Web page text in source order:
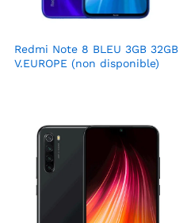
Redmi Note 8 BLEU 3GB 32GB
V.EUROPE (non disponible)